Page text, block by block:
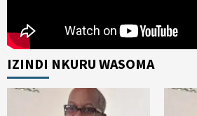
IZINDI NKURU WASOMA